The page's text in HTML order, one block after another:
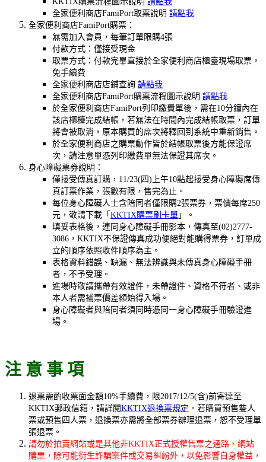
全家便利商店FamiPort取票說明 請點我
全家便利商店FamiPort購票：
無需加入會員，每筆訂單限購4張
付款方式：僅接受現金
取票方式：付款完畢直接於全家便利商店櫃臺現場取票，
免手續費
全家便利商店店鋪查詢 請點我
全家便利商店FamiPort購票流程圖示說明 請點我
於全家便利商店FamiPort列印繳費單後，需在10分鐘內在
該店櫃檯完成結帳，若無法在時間內完成結帳取票，訂單
將會被取消，原本購買的席次將釋回到系統中重新銷售。
於全家便利商店之購票動作皆於結帳取票後方能保證席
次，請注意單憑列印繳費單無法保證其席次。
身心障礙票券說明：
僅接受傳真訂購，11/23(四)上午10點起接受身心障礙席傳
真訂票作業，張數有限，售完為止。
每位身心障礙人士含陪同者僅限購2張票券，票價每席250
元，敬請下載「 KKTIX購票刷卡單 」。
填妥表格後，連同身心障礙手冊影本，傳真至(02)2777-
3086，KKTIX不保證傳真成功便絕對能購得票券，訂單成
立的順序依照收件順序為主。
表格資料錯誤、缺漏、無法辨識與未傳真身心障礙手冊
者，不予受理。
進場時敬請攜帶有效證件，未帶證件、資格不符者、或非
本人者需補票價差額始得入場。
身心障礙者與陪同者須同時憑同一身心障礙手冊驗證進
場。
注 意 事 項
退票需酌收票面金額10%手續費，限2017/12/5(含)前寄達至
KKTIX郵政信箱，請詳閱KKTIX退換票規定 。若購買預售雙人
票或預售四人票，退換票亦需將全部票券辦理退票，恕不受理單
張退票。
請勿於拍賣網站或是其他非KKTIX正式授權售票之通路、網站
購票，除可能衍生詐騙案件或交易糾紛外，以免影響自身權益，